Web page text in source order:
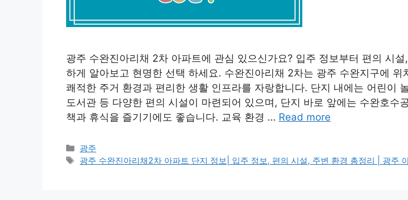
광주 수완진아리채 2차 아파트에 관심 있으신가요? 입주 정보부터 편의 시
하게 알아보고 현명한 선택 하세요. 수완진아리채 2차는 광주 수완지구에 위
쾌적한 주거 환경과 편리한 생활 인프라를 자랑합니다. 단지 내에는 어린이
도서관 등 다양한 편의 시설이 마련되어 있으며, 단지 바로 앞에는 수완호수
책과 휴식을 즐기기에도 좋습니다. 교육 환경 … Read more
Categories
광주
Tags
광주 수완진아리채2차 아파트 단지 정보| 입주 정보, 편의 시설, 주변 환경 총정리 | 광주